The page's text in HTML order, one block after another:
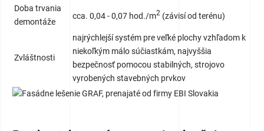
Doba trvania
demontáže
cca. 0,04 - 0,07 hod./m2 (závisí od terénu)
Zvláštnosti
najrýchlejší systém pre veľké plochy vzhľadom k
niekoľkým málo súčiastkám, najvyššia
bezpečnosť pomocou stabilných, strojovo
vyrobených stavebných prvkov